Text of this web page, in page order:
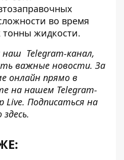
во время
жидкости.
наш Telegram-канал,
важные новости. За
онлайн прямо в
на нашем Telegram-
Live. Подписаться на
здесь.